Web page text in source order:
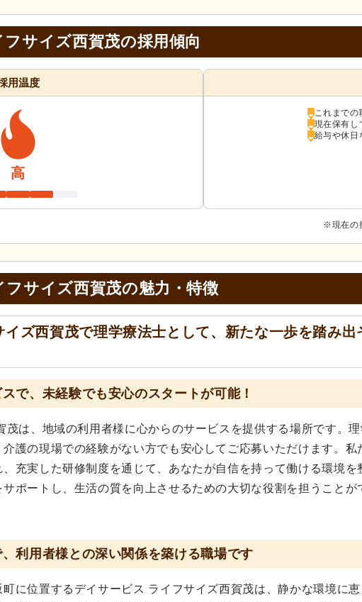
サイズ西賀茂の採用傾向
用温度
高
これまでの
現在保有し
給与や休日
※現在の
サイズ西賀茂の魅力・特徴
ズ西賀茂で理学療法士として、新たな一歩を踏み出
で、未経験でも安心のスタートが可能！
茂は、地域の利用者様に心からのサービスを提供する場所です。
護の現場での経験がない方でも安心してご応募いただけます。私
充実した研修制度を通じて、あなたが自信を持って働ける環境を
ポートし、生活の質を向上させるための大切な役割を担うことが
利用者様との深い関係を築ける職場です
に位置するデイサービス ライフサイズ西賀茂は、静かな環境に